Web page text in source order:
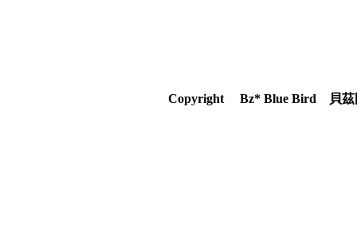
Copyright Bz* Blue Bird 貝茲